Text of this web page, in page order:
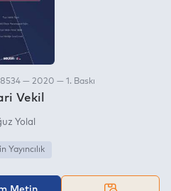
— 2020 — 1. Baskı
Vekil
Yolal
Yayıncılık